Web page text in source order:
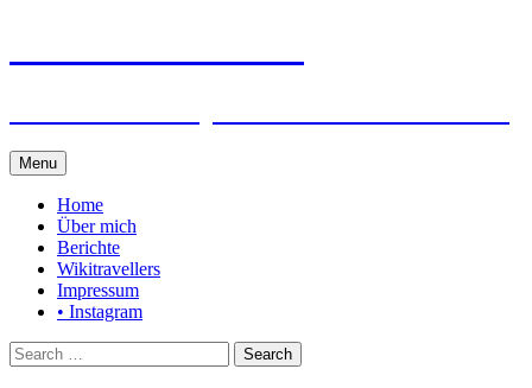
Menu Skip
to
content
Home
Über mich
Berichte
Wikitravellers
Impressum
• Instagram
Search
for: